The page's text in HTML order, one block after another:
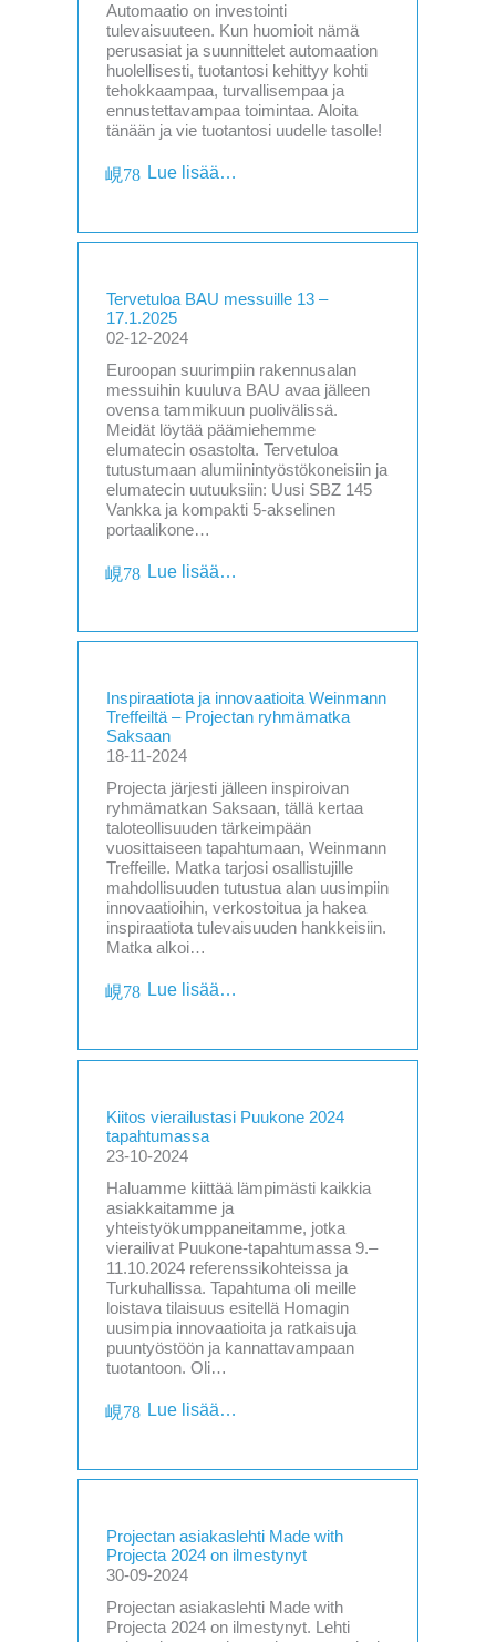
Automaatio on investointi
tulevaisuuteen. Kun huomioit nämä
perusasiat ja suunnittelet automaation
huolellisesti, tuotantosi kehittyy kohti
tehokkaampaa, turvallisempaa ja
ennustettavampaa toimintaa. Aloita
tänään ja vie tuotantosi uudelle tasolle!
Lue lisää…
Tervetuloa BAU messuille 13 –
17.1.2025
02-12-2024
Euroopan suurimpiin rakennusalan
messuihin kuuluva BAU avaa jälleen
ovensa tammikuun puolivälissä.
Meidät löytää päämiehemme
elumatecin osastolta. Tervetuloa
tutustumaan alumiinintyöstökoneisiin ja
elumatecin uutuuksiin: Uusi SBZ 145
Vankka ja kompakti 5-akselinen
portaalikone…
Lue lisää…
Inspiraatiota ja innovaatioita Weinmann
Treffeiltä – Projectan ryhmämatka
Saksaan
18-11-2024
Projecta järjesti jälleen inspiroivan
ryhmämatkan Saksaan, tällä kertaa
taloteollisuuden tärkeimpään
vuosittaiseen tapahtumaan, Weinmann
Treffeille. Matka tarjosi osallistujille
mahdollisuuden tutustua alan uusimpiin
innovaatioihin, verkostoitua ja hakea
inspiraatiota tulevaisuuden hankkeisiin.
Matka alkoi…
Lue lisää…
Kiitos vierailustasi Puukone 2024
tapahtumassa
23-10-2024
Haluamme kiittää lämpimästi kaikkia
asiakkaitamme ja
yhteistyökumppaneitamme, jotka
vierailivat Puukone-tapahtumassa 9.–
11.10.2024 referenssikohteissa ja
Turkuhallissa. Tapahtuma oli meille
loistava tilaisuus esitellä Homagin
uusimpia innovaatioita ja ratkaisuja
puuntyöstöön ja kannattavampaan
tuotantoon. Oli…
Lue lisää…
Projectan asiakaslehti Made with
Projecta 2024 on ilmestynyt
30-09-2024
Projectan asiakaslehti Made with
Projecta 2024 on ilmestynyt. Lehti